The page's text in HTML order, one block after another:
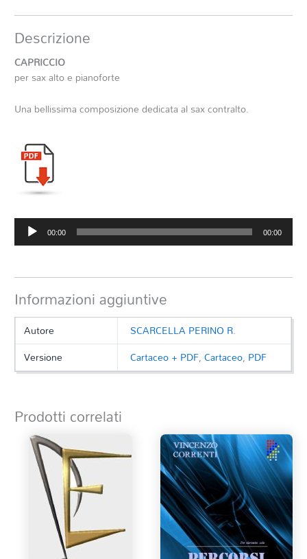
Descrizione
CAPRICCIO
per sax alto e pianoforte
Una bellissima composizione dedicata al sax contralto.
Audio
Player
00:00 00:00
Informazioni aggiuntive
Autore
SCARCELLA PERINO R.
Versione
Cartaceo + PDF,Cartaceo, PDF
Prodotti correlati